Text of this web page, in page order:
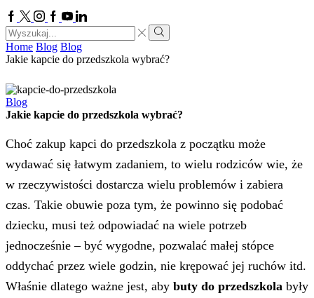
Facebook
TwitterInstagram
Google
plus
YoutubeLinkedin
Search
input
Search
Home Blog Blog
Jakie kapcie do przedszkola wybrać?
Blog
Jakie kapcie do przedszkola wybrać?
Choć zakup kapci do przedszkola z początku może
wydawać się łatwym zadaniem, to wielu rodziców wie, że
w rzeczywistości dostarcza wielu problemów i zabiera
czas. Takie obuwie poza tym, że powinno się podobać
dziecku, musi też odpowiadać na wiele potrzeb
jednocześnie – być wygodne, pozwalać małej stópce
oddychać przez wiele godzin, nie krępować jej ruchów itd.
Właśnie dlatego ważne jest, aby buty do przedszkola były